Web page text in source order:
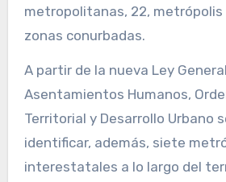
metropolitanas, 22, metrópolis
zonas conurbadas.
A partir de la nueva Ley
Asentamientos Humanos,
Territorial y Desarrollo Urbano
identificar, además, siete
interestatales a lo largo del